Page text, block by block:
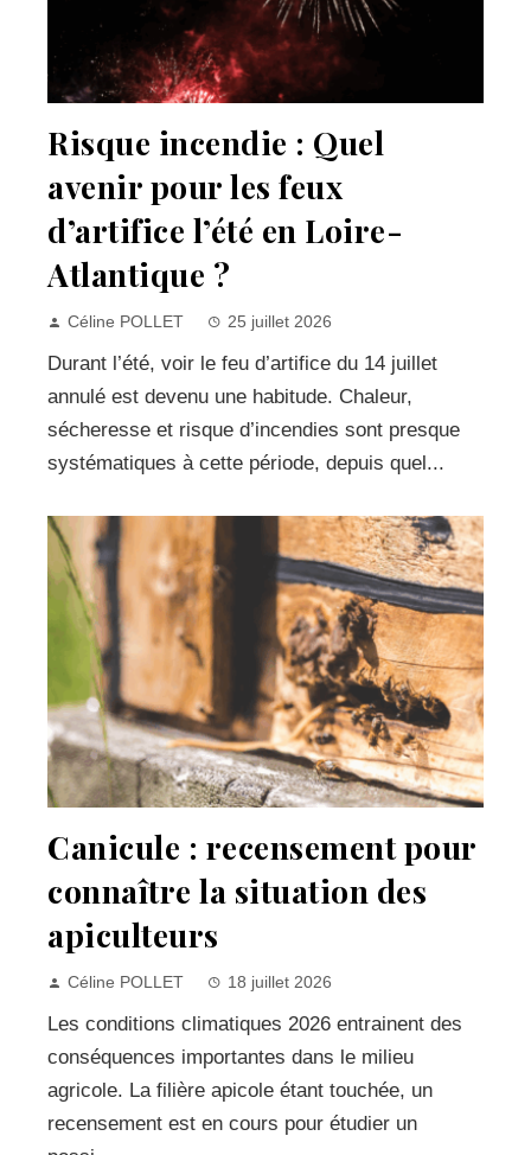
Risque incendie : Quel
avenir pour les feux
d’artifice l’été en Loire-
Atlantique ?
Céline POLLET 25 juillet 2026
Durant l’été, voir le feu d’artifice du 14 juillet
annulé est devenu une habitude. Chaleur,
sécheresse et risque d’incendies sont presque
systématiques à cette période, depuis quel...
Canicule : recensement pour
connaître la situation des
apiculteurs
Céline POLLET 18 juillet 2026
Les conditions climatiques 2026 entrainent des
conséquences importantes dans le milieu
agricole. La filière apicole étant touchée, un
recensement est en cours pour étudier un